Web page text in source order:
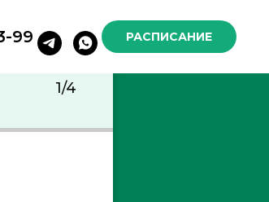
99 РАСПИСАНИЕ
1/4